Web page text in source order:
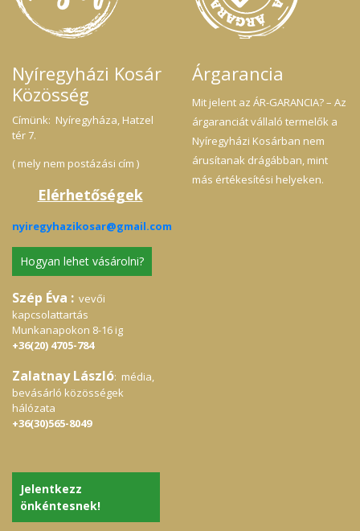
Nyíregyházi Kosár
Közösség
Címünk: Nyíregyháza, Hatzel
tér 7.
( mely nem postázási cím )
Elérhetőségek
nyiregyhazikosar@gmail.com
Hogyan lehet vásárolni?
Szép Éva : vevői
kapcsolattartás
Munkanapokon 8-16 ig
+36(20) 4705-784
Zalatnay László: média,
bevásárló közösségek
hálózata
+36(30)565-8049
Jelentkezz
önkéntesnek!
Árgarancia
Mit jelent az ÁR-GARANCIA? – Az
árgaranciát vállaló termelők a
Nyíregyházi Kosárban nem
árusítanak drágábban, mint
más értékesítési helyeken.